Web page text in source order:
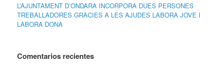
L’AJUNTAMENT D’ONDARA INCORPORA DUES PERSONES
TREBALLADORES GRÀCIES A LES AJUDES LABORA JOVE I
LABORA DONA
Comentarios recientes